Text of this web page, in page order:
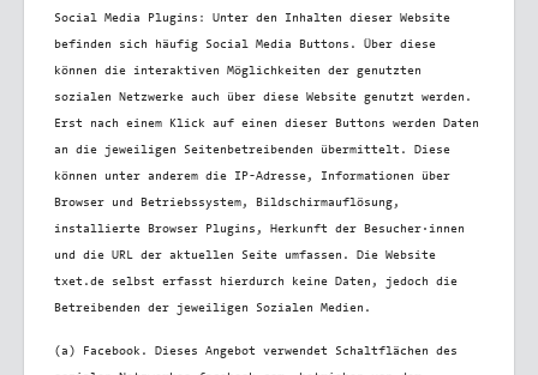
Social Media Plugins: Unter den Inhalten dieser Website
befinden sich häufig Social Media Buttons. Über diese
können die interaktiven Möglichkeiten der genutzten
sozialen Netzwerke auch über diese Website genutzt werden.
Erst nach einem Klick auf einen dieser Buttons werden Daten
an die jeweiligen Seitenbetreibenden übermittelt. Diese
können unter anderem die IP-Adresse, Informationen über
Browser und Betriebssystem, Bildschirmauflösung,
installierte Browser Plugins, Herkunft der Besucher·innen
und die URL der aktuellen Seite umfassen. Die Website
txet.de selbst erfasst hierdurch keine Daten, jedoch die
Betreibenden der jeweiligen Sozialen Medien.
(a) Facebook. Dieses Angebot verwendet Schaltflächen des